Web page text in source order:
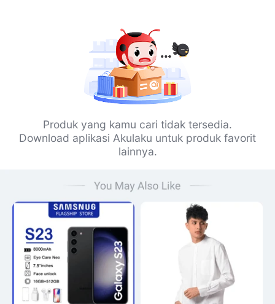
Produk yang kamu cari tidak tersedia.
Download aplikasi Akulaku untuk produk favorit
lainnya.